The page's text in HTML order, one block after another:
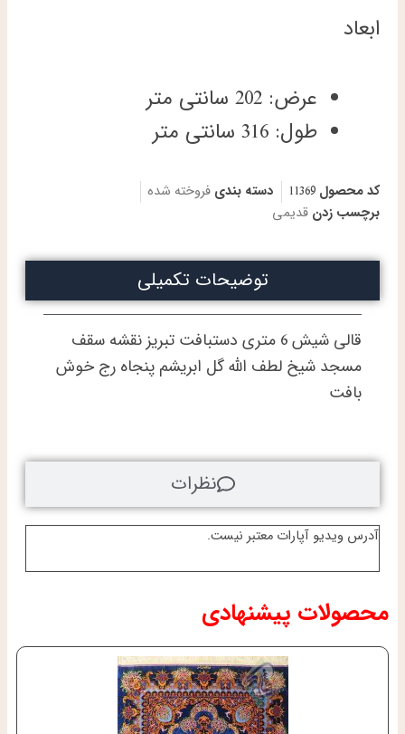
ابعاد
عرض: 202 سانتی متر
طول: 316 سانتی متر
کد محصول 11369 دسته بندی فروخته شده
برچسب زدن قدیمی
آدرس ویدیو آپارات معتبر نیست.
توضیحات تکمیلی
نظرات
قالی شیش 6 متری دستبافت تبریز نقشه سقف
مسجد شیخ لطف الله گل ابریشم پنجاه رج خوش
بافت
محصولات پیشنهادی